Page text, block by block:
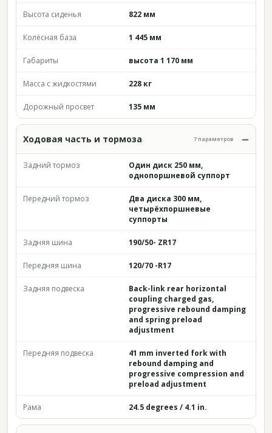
Высота сиденья 822 мм
Колёсная база 1 445 мм
Габариты высота 1 170 мм
Масса с жидкостями 228 кг
Дорожный просвет 135 мм
Ходовая часть и тормоза 7 параметров
Задний тормоз
Один диск 250 мм,
однопоршневой суппорт
Передний тормоз
Два диска 300 мм,
четырёхпоршневые
суппорты
Задняя шина 190/50- ZR17
Передняя шина 120/70 -R17
Задняя подвеска
Back-link rear horizontal
coupling charged gas,
progressive rebound damping
and spring preload
adjustment
Передняя подвеска
41 mm inverted fork with
rebound damping and
progressive compression and
preload adjustment
Рама 24.5 degrees / 4.1 in.